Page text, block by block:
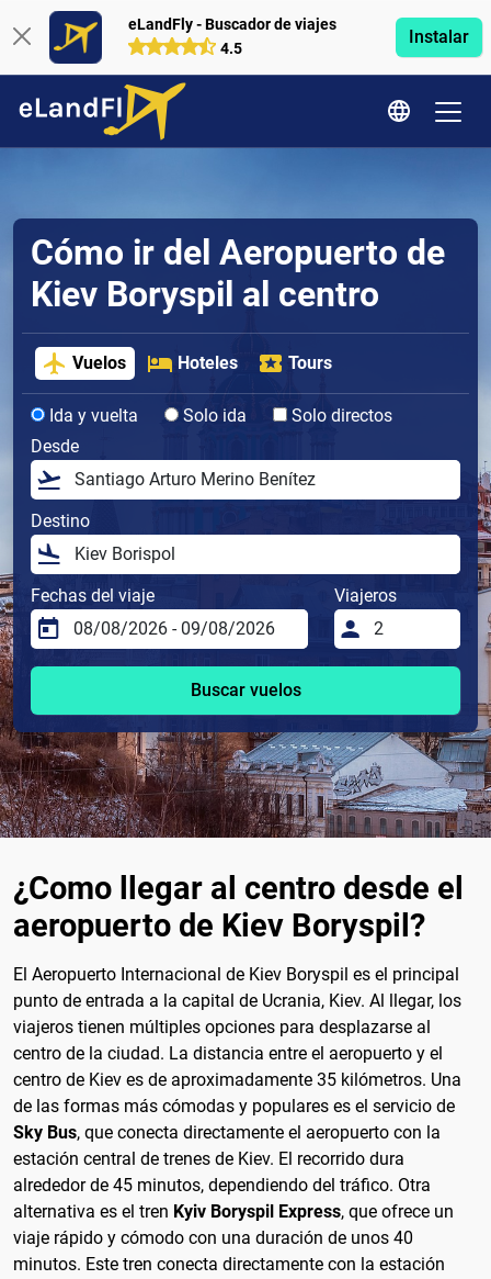
eLandFly - Buscador de viajes
4.5
Instalar
Cómo ir del Aeropuerto de
Kiev Boryspil al centro
Vuelos Hoteles Tours
Ida y vuelta Solo ida
Solo directos
Desde
Destino
Fechas del viaje Viajeros
Buscar vuelos
¿Como llegar al centro desde el
aeropuerto de Kiev Boryspil?
El Aeropuerto Internacional de Kiev Boryspil es el principal
punto de entrada a la capital de Ucrania, Kiev. Al llegar, los
viajeros tienen múltiples opciones para desplazarse al
centro de la ciudad. La distancia entre el aeropuerto y el
centro de Kiev es de aproximadamente 35 kilómetros. Una
de las formas más cómodas y populares es el servicio de
Sky Bus, que conecta directamente el aeropuerto con la
estación central de trenes de Kiev. El recorrido dura
alrededor de 45 minutos, dependiendo del tráfico. Otra
alternativa es el tren Kyiv Boryspil Express, que ofrece un
viaje rápido y cómodo con una duración de unos 40
minutos. Este tren conecta directamente con la estación